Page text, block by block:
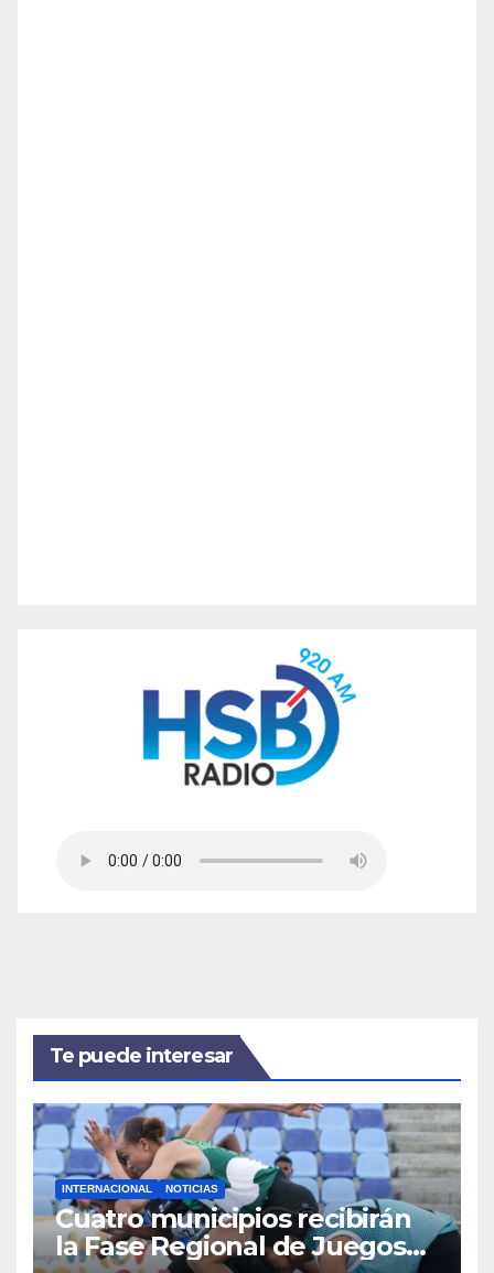
Te puede interesar
INTERNACIONAL NOTICIAS
Cuatro municipios recibirán
la Fase Regional de Juegos